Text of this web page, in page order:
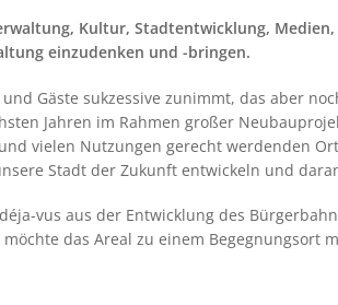
Kultur, Stadtentwicklung, Medien,
einzudenken und -bringen.
Gäste sukzessive zunimmt, das aber
Jahren im Rahmen großer
vielen Nutzungen gerecht werdenden
Stadt der Zukunft entwickeln und
vus aus der Entwicklung des
das Areal zu einem Begegnungsort